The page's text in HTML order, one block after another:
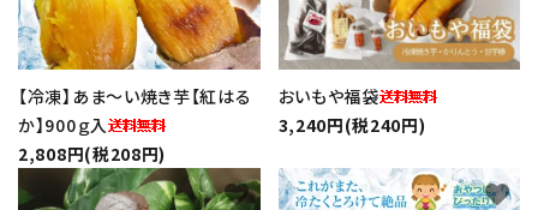
【冷凍】あま～い焼き芋【紅はる
か】900ｇ入
2,808円(税208円)
おいもや福袋
3,240円(税240円)
favorite favorite